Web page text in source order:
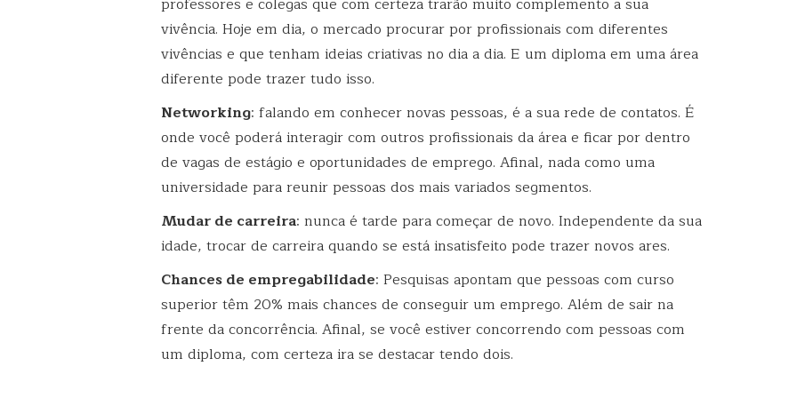
vivência. Hoje em dia, o mercado procurar por profissionais com diferentes
vivências e que tenham ideias criativas no dia a dia. E um diploma em uma área
diferente pode trazer tudo isso.
Networking: falando em conhecer novas pessoas, é a sua rede de contatos. É
onde você poderá interagir com outros profissionais da área e ficar por dentro
de vagas de estágio e oportunidades de emprego. Afinal, nada como uma
universidade para reunir pessoas dos mais variados segmentos.
Mudar de carreira: nunca é tarde para começar de novo. Independente da sua
idade, trocar de carreira quando se está insatisfeito pode trazer novos ares.
Chances de empregabilidade: Pesquisas apontam que pessoas com curso
superior têm 20% mais chances de conseguir um emprego. Além de sair na
frente da concorrência. Afinal, se você estiver concorrendo com pessoas com
um diploma, com certeza ira se destacar tendo dois.